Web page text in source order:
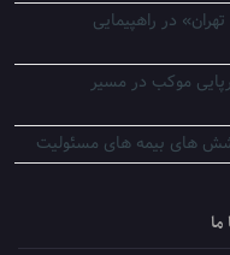
در راهپیمایی
موکب در مسیر
های بیمه های مسئولیت